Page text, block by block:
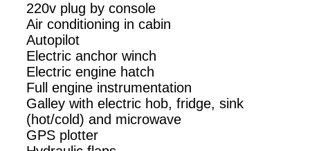
220v plug by console
Air conditioning in cabin
Autopilot
Electric anchor winch
Electric engine hatch
Full engine instrumentation
Galley with electric hob, fridge, sink
(hot/cold) and microwave
GPS plotter